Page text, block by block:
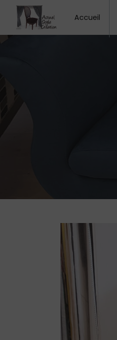
Accueil
Panneau de gestion des cookies